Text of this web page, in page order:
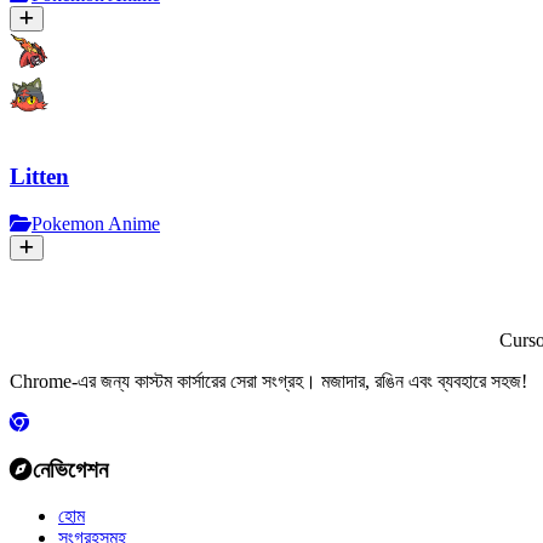
Litten
Pokemon Anime
Chrome-এর জন্য কাস্টম কার্সারের সেরা সংগ্রহ। মজাদার, রঙিন এবং ব্যবহারে সহজ!
নেভিগেশন
হোম
সংগ্রহসমূহ